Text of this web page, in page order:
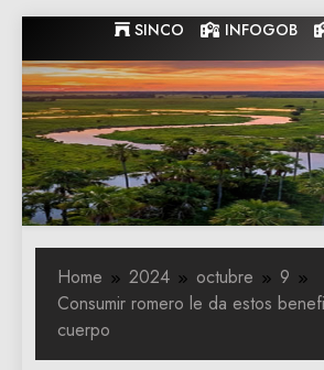
to
content
SINCO INFOGOB
de
Home 2024 octubre
9
Consumir romero le da estos
cuerpo